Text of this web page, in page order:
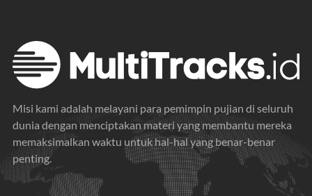
Misi kami adalah melayani para pemimpin pujian di seluruh
dunia dengan menciptakan materi yang membantu mereka
memaksimalkan waktu untuk hal-hal yang benar-benar
penting.